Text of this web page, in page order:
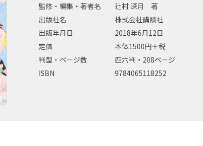
監修・編集・著者名
辻村 深月 著
出版社名
株式会社講談社
出版年月日
2018年6月12日
定価
本体1500円＋税
判型・ページ数
四六判・208ページ
ISBN
9784065118252